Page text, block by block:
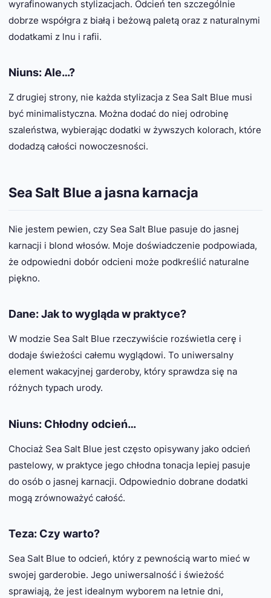
wyrafinowanych stylizacjach. Odcień ten szczególnie
dobrze współgra z białą i beżową paletą oraz z naturalnymi
dodatkami z lnu i rafii.
Niuns: Ale…?
Z drugiej strony, nie każda stylizacja z Sea Salt Blue musi
być minimalistyczna. Można dodać do niej odrobinę
szaleństwa, wybierając dodatki w żywszych kolorach, które
dodadzą całości nowoczesności.
Sea Salt Blue a jasna karnacja
Nie jestem pewien, czy Sea Salt Blue pasuje do jasnej
karnacji i blond włosów. Moje doświadczenie podpowiada,
że odpowiedni dobór odcieni może podkreślić naturalne
piękno.
Dane: Jak to wygląda w praktyce?
W modzie Sea Salt Blue rzeczywiście rozświetla cerę i
dodaje świeżości całemu wyglądowi. To uniwersalny
element wakacyjnej garderoby, który sprawdza się na
różnych typach urody.
Niuns: Chłodny odcień…
Chociaż Sea Salt Blue jest często opisywany jako odcień
pastelowy, w praktyce jego chłodna tonacja lepiej pasuje
do osób o jasnej karnacji. Odpowiednio dobrane dodatki
mogą zrównoważyć całość.
Teza: Czy warto?
Sea Salt Blue to odcień, który z pewnością warto mieć w
swojej garderobie. Jego uniwersalność i świeżość
sprawiają, że jest idealnym wyborem na letnie dni,